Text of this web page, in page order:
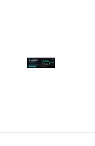
Publicidad